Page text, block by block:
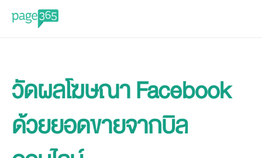
วัดผลโฆษณา Facebook
ด้วยยอดขายจากบิล